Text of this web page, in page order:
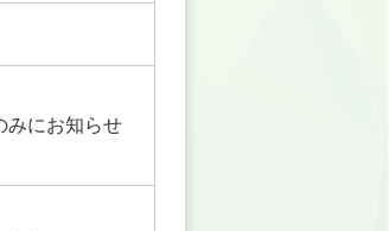
みにお知らせ